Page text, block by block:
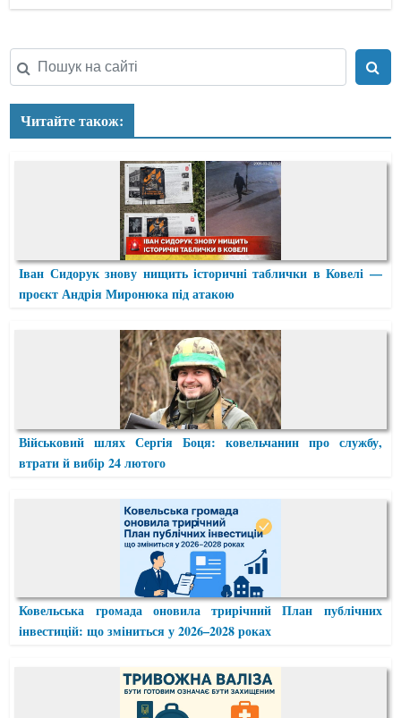
Читайте також:
Іван Сидорук знову нищить історичні таблички в Ковелі —
проєкт Андрія Миронюка під атакою
Військовий шлях Сергія Боця: ковельчанин про службу,
втрати й вибір 24 лютого
Ковельська громада оновила трирічний План публічних
інвестицій: що зміниться у 2026–2028 роках